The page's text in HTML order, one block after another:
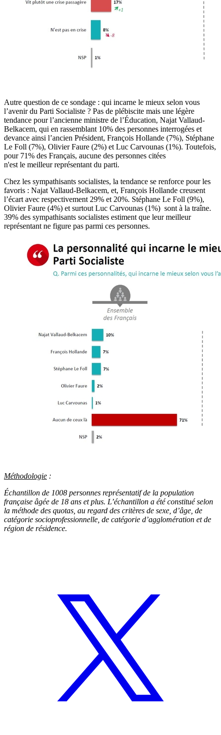
Autre question de ce sondage : qui incarne le mieux selon vous
l’avenir du Parti Socialiste ? Pas de plébiscite mais une légère
tendance pour l’ancienne ministre de l’Éducation, Najat Vallaud-
Belkacem, qui en rassemblant 10% des personnes interrogées et
devance ainsi l’ancien Président, François Hollande (7%), Stéphane
Le Foll (7%), Olivier Faure (2%) et Luc Carvounas (1%). Toutefois,
pour 71% des Français, aucune des personnes citées
n'est le meilleur représentant du parti.
Chez les sympathisants socialistes, la tendance se renforce pour les
favoris : Najat Vallaud-Belkacem, et, François Hollande creusent
l’écart avec respectivement 29% et 20%. Stéphane Le Foll (9%),
Olivier Faure (4%) et surtout Luc Carvounas (1%) sont à la traîne.
39% des sympathisants socialistes estiment que leur meilleur
représentant ne figure pas parmi ces personnes.
Méthodologie :
Échantillon de 1008 personnes représentatif de la population
française âgée de 18 ans et plus. L’échantillon a été constitué selon
la méthode des quotas, au regard des critères de sexe, d’âge, de
catégorie socioprofessionnelle, de catégorie d’agglomération et de
région de résidence.